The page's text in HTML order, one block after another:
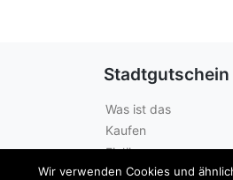
Stadtgutschein
Was ist das
Kaufen
Einlösen
Guthabenabfrage
Wir verwenden Cookies und